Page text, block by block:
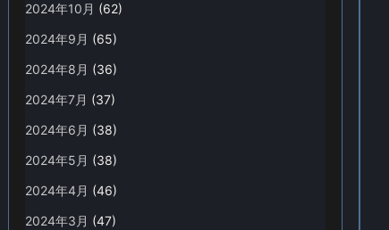
2024年10月 (62)
2024年9月 (65)
2024年8月 (36)
2024年7月 (37)
2024年6月 (38)
2024年5月 (38)
2024年4月 (46)
2024年3月 (47)